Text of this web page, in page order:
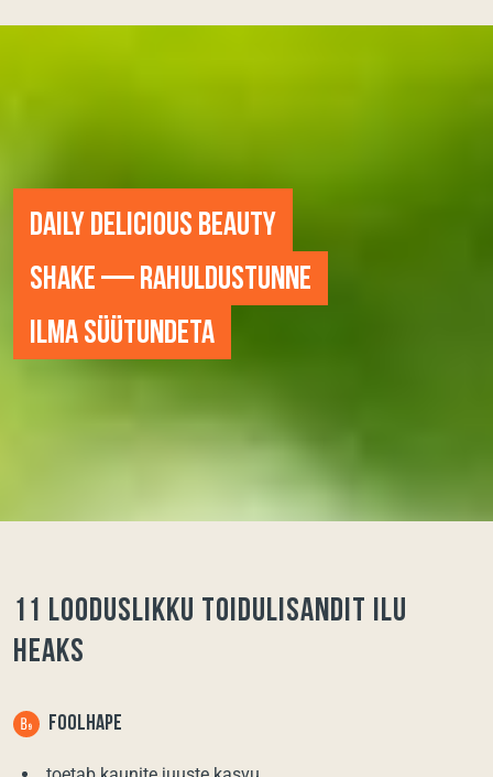
DAILY DELICIOUS BEAUTY
SHAKE — RAHULDUSTUNNE
ILMA SÜÜTUNDETA
11 LOODUSLIKKU TOIDULISANDIT ILU
HEAKS
FOOLHAPE